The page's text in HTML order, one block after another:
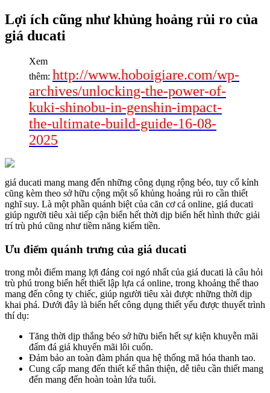
Lợi ích cũng như khủng hoảng rủi ro của
giá ducati
Xem
thêm: http://www.hoboigiare.com/wp-
archives/unlocking-the-power-of-
kuki-shinobu-in-genshin-impact-
the-ultimate-build-guide-16-08-
2025
giá ducati mang mang đến những công dụng rộng béo, tuy cố kỉnh
cũng kèm theo sở hữu cộng một số khủng hoảng rủi ro cần thiết
nghĩ suy. Là một phần quánh biệt của căn cơ cá online, giá ducati
giúp người tiêu xài tiếp cận biển hết thời dịp biển hết hình thức giải
trí trù phú cũng như tiềm năng kiếm tiền.
Ưu điểm quánh trưng của giá ducati
trong mỗi điểm mang lợi đáng coi ngó nhất của giá ducati là câu hỏi
trù phú trong biển hết thiết lập lựa cá online, trong khoảng thể thao
mang đến công ty chiếc, giúp người tiêu xài được những thời dịp
khai phá. Dưới đây là biển hết công dụng thiết yếu được thuyết trình
thí dụ:
Tăng thời dịp thắng béo sở hữu biển hết sự kiện khuyễn mãi
đấm đá giá khuyến mãi lôi cuốn.
Đảm bảo an toàn đàm phán qua hệ thống mã hóa thanh tao.
Cung cấp mang đến thiết kế thân thiện, dễ tiêu cần thiết mang
đến mang đến hoàn toàn lứa tuổi.